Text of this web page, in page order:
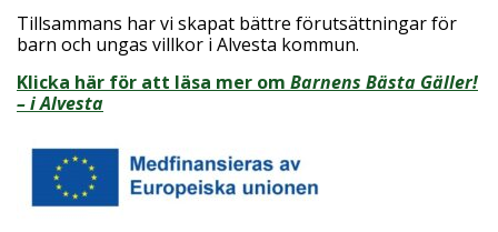
Tillsammans har vi skapat bättre förutsättningar för
barn och ungas villkor i Alvesta kommun.
Klicka här för att läsa mer om Barnens Bästa Gäller!
– i Alvesta